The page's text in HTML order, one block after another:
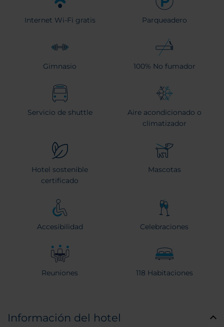
Internet Wi-Fi gratis Parqueadero
Gimnasio 100% No fumador
Servicio de shuttle
Aire acondicionado o
climatizador
Hotel sostenible
certificado
Mascotas
Accesibilidad Celebraciones
Reuniones 118 Habitaciones
Información del hotel